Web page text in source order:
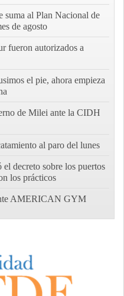
al Plan Nacional de
de agosto
fueron autorizados a
el pie, ahora empieza
de Milei ante la CIDH
al paro del lunes
decreto sobre los puertos
los prácticos
AMERICAN GYM